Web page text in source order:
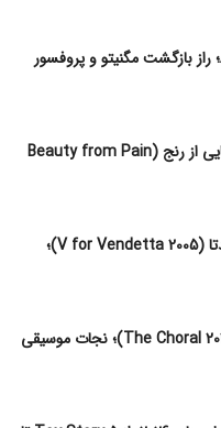
Avengers: Doomsday؛ راز بازگشت مگنیتو و پروفسور
معرفی و داستان فیلم زیبایی از رنج (Beauty from Pain
پیشنهاد فیلم وی مثل وندتا (V for Vendetta 2005)؛
پیشنهاد فیلم گروه کر (The Choral 2025)؛ نجات موسیقی